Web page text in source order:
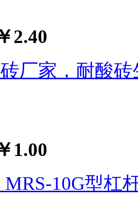
2.40
厂家，耐酸
1.00
10G型杠